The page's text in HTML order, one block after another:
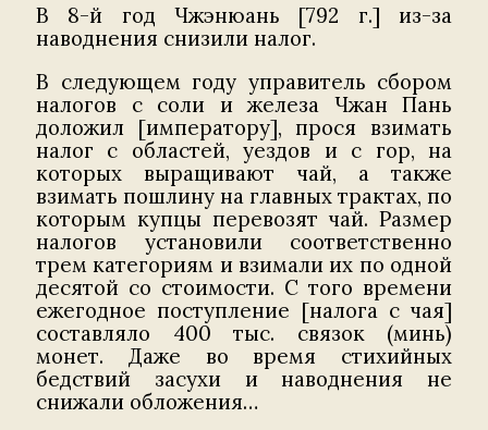
В 8-й год Чжэнюань [792 г.] из-за
наводнения снизили налог.
В следующем году управитель сбором
налогов с соли и железа Чжан Пань
доложил [императору], прося взимать
налог с областей, уездов и с гор, на
которых выращивают чай, а также
взимать пошлину на главных трактах, по
которым купцы перевозят чай. Размер
налогов установили соответственно
трем категориям и взимали их по одной
десятой со стоимости. С того времени
ежегодное поступление [налога с чая]
составляло 400 тыс. связок (минь)
монет. Даже во время стихийных
бедствий засухи и наводнения не
снижали обложения…